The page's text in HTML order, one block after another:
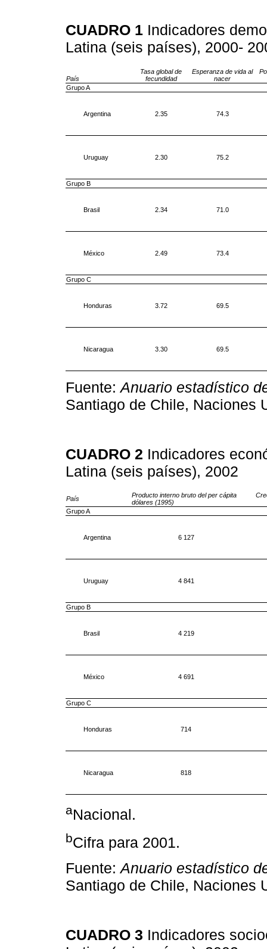
CUADRO 1 Indicadores
Latina (seis países), 2000-
País
Tasa global de
fecundidad
Esperanza de vida al
nacer
Grupo A
Argentina 2.35 74.3
Uruguay 2.30 75.2
Grupo B
Brasil 2.34 71.0
México 2.49 73.4
Grupo C
Honduras 3.72 69.5
Nicaragua 3.30 69.5
Fuente:Anuario estadístico
Santiago de Chile, Naciones
CUADRO 2 Indicadores
Latina (seis países), 2002
País
Producto interno bruto del per cápita
dólares (1995)
Grupo A
Argentina 6 127
Uruguay 4 841
Grupo B
Brasil 4 219
México 4 691
Grupo C
Honduras 714
Nicaragua 818
aNacional.
bCifra para 2001.
Fuente:Anuario estadístico
Santiago de Chile, Naciones
CUADRO 3 Indicadores